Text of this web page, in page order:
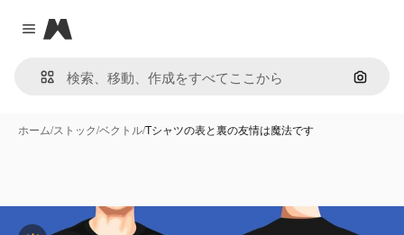
Close menu
Magnific
画像で
ホーム/ストック/ベクトル/Tシャツの表と裏の友情は魔法です